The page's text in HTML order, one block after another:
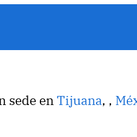
sede enTijuana, ,